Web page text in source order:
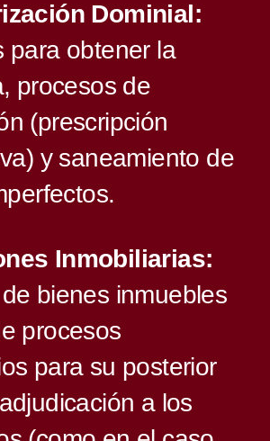
Dominial:
para obtener la
procesos de
(prescripción
y saneamiento de
Inmobiliarias:
bienes inmuebles
procesos
para su posterior
a los